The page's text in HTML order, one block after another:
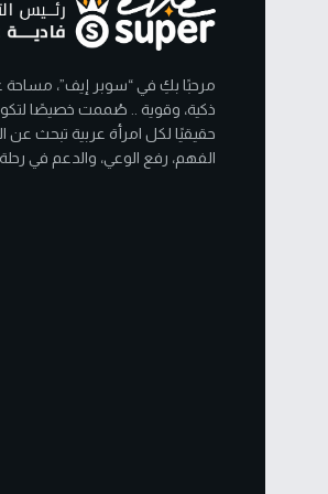
مرحبًا بكِ في “سوبر إيف”، مساحة
ذكية، وقوية .. صُممت خصيصًا
حقيقيًا لكل امرأة عربية تبحث عن
الفهم، رفع الوعي، والدعم في رحلة